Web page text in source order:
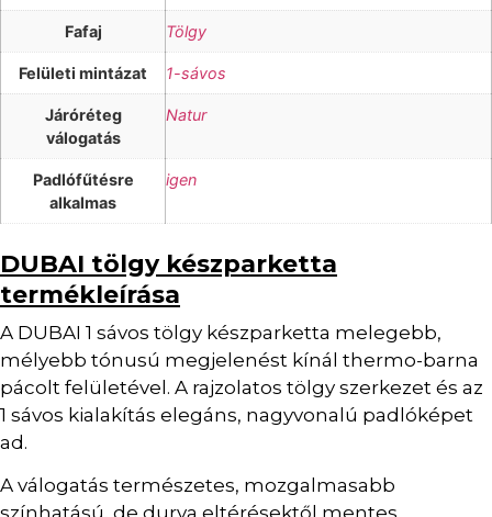
Fafaj Tölgy
Felületi mintázat 1-sávos
Járóréteg
válogatás
Natur
Padlófűtésre
alkalmas
igen
DUBAI tölgy készparketta
termékleírása
A DUBAI 1 sávos tölgy készparketta melegebb,
mélyebb tónusú megjelenést kínál thermo-barna
pácolt felületével. A rajzolatos tölgy szerkezet és az
1 sávos kialakítás elegáns, nagyvonalú padlóképet
ad.
A válogatás természetes, mozgalmasabb